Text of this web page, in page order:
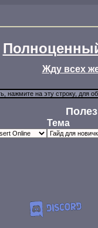
Жду всех
Тема